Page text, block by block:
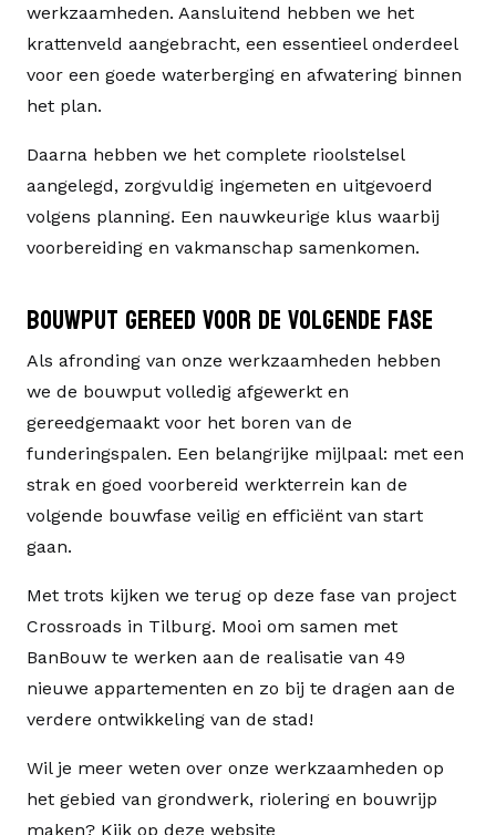
werkzaamheden. Aansluitend hebben we het
krattenveld aangebracht, een essentieel onderdeel
voor een goede waterberging en afwatering binnen
het plan.
Daarna hebben we het complete rioolstelsel
aangelegd, zorgvuldig ingemeten en uitgevoerd
volgens planning. Een nauwkeurige klus waarbij
voorbereiding en vakmanschap samenkomen.
Bouwput gereed voor de volgende fase
Als afronding van onze werkzaamheden hebben
we de bouwput volledig afgewerkt en
gereedgemaakt voor het boren van de
funderingspalen. Een belangrijke mijlpaal: met een
strak en goed voorbereid werkterrein kan de
volgende bouwfase veilig en efficiënt van start
gaan.
Met trots kijken we terug op deze fase van project
Crossroads in Tilburg. Mooi om samen met
BanBouw te werken aan de realisatie van 49
nieuwe appartementen en zo bij te dragen aan de
verdere ontwikkeling van de stad!
Wil je meer weten over onze werkzaamheden op
het gebied van grondwerk, riolering en bouwrijp
maken? Kijk op deze website